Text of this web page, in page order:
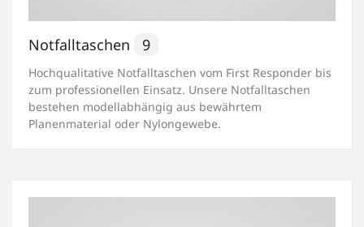
Notfalltaschen 9
Hochqualitative Notfalltaschen vom First Responder bis
zum professionellen Einsatz. Unsere Notfalltaschen
bestehen modellabhängig aus bewährtem
Planenmaterial oder Nylongewebe.